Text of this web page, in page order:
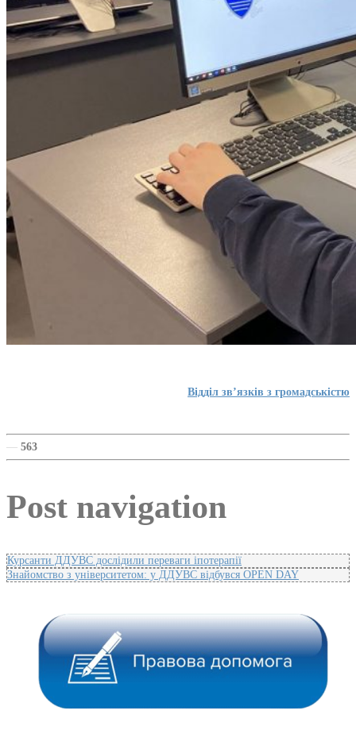
Відділ зв’язків з громадськістю
— 563
Post navigation
Курсанти ДДУВС дослідили переваги іпотерапії
Знайомство з університетом: у ДДУВС відбувся OPEN DAY